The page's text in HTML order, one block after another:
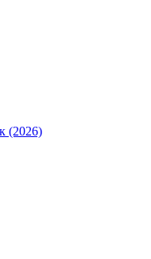
(2026)